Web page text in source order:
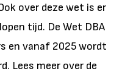
over deze wet is er
tijd. De Wet DBA
en vanaf 2025 wordt
Lees meer over de